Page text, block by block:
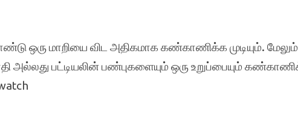
ஒரு மாறியை விட அதிகமாக கண்காணிக்க முடியும். மேலும்
பட்டியலின் பண்புகளையும் ஒரு உறுப்பையும்